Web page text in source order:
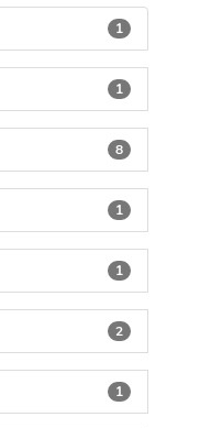
1
1
8
1
1
2
1